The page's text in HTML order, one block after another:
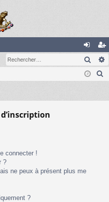
on
ne
ns
cri
connecter !
?
ne peux à présent plus me
?